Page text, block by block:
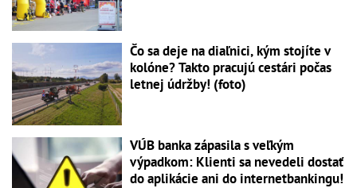
Čo sa deje na diaľnici, kým stojíte v
kolóne? Takto pracujú cestári počas
letnej údržby! (foto)
VÚB banka zápasila s veľkým
výpadkom: Klienti sa nevedeli dostať
do aplikácie ani do internetbankingu!